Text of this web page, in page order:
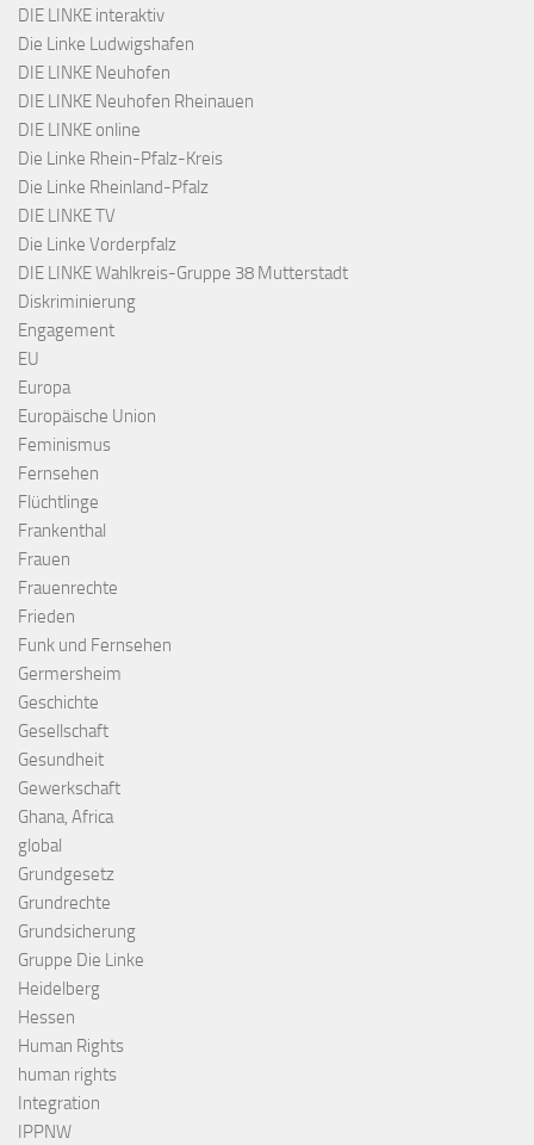
DIE LINKE interaktiv
Die Linke Ludwigshafen
DIE LINKE Neuhofen
DIE LINKE Neuhofen Rheinauen
DIE LINKE online
Die Linke Rhein-Pfalz-Kreis
Die Linke Rheinland-Pfalz
DIE LINKE TV
Die Linke Vorderpfalz
DIE LINKE Wahlkreis-Gruppe 38 Mutterstadt
Diskriminierung
Engagement
EU
Europa
Europäische Union
Feminismus
Fernsehen
Flüchtlinge
Frankenthal
Frauen
Frauenrechte
Frieden
Funk und Fernsehen
Germersheim
Geschichte
Gesellschaft
Gesundheit
Gewerkschaft
Ghana, Africa
global
Grundgesetz
Grundrechte
Grundsicherung
Gruppe Die Linke
Heidelberg
Hessen
Human Rights
human rights
Integration
IPPNW